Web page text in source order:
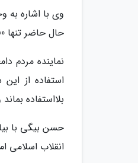
وی با اشاره به
حال حاضر تنها 6000 نفر از اتباع افغانستان و تعدادی نیز از هم وطنان زابلی در دامغان مشغول کار هستند.
نماینده مردم
بلااستفاده
حسن بیگی با
انقلاب اسلامی